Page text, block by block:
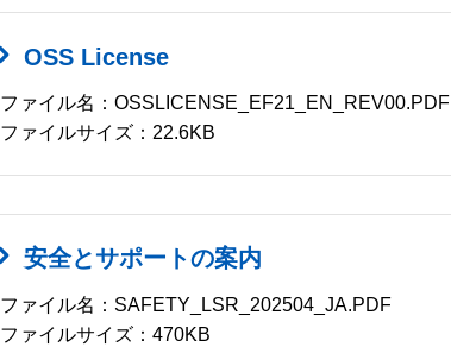
OSS License
ファイル名：OSSLICENSE_EF21_EN_REV00.PDF
ファイルサイズ：22.6KB
安全とサポートの案内
ファイル名：SAFETY_LSR_202504_JA.PDF
ファイルサイズ：470KB